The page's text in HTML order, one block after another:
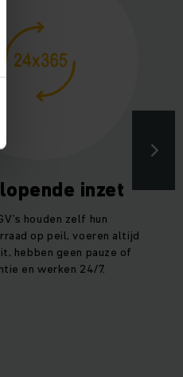
inzet
houden zelf hun
op peil, voeren altijd
hebben geen pauze of
en werken 24/7.